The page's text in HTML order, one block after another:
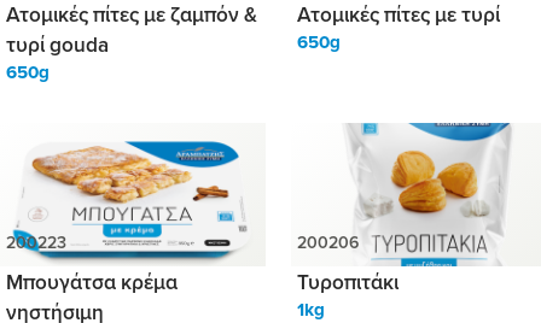
Ατομικές πίτες με ζαμπόν &
τυρί gouda
650g
Ατομικές πίτες με τυρί
650g
Μπουγάτσα κρέμα
νηστήσιμη
Τυροπιτάκι
1kg